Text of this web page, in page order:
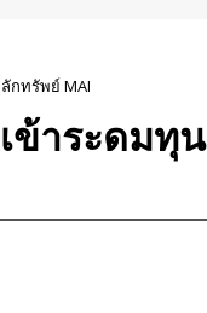
กทรัพย์ MAI
ข้าระดมทุน